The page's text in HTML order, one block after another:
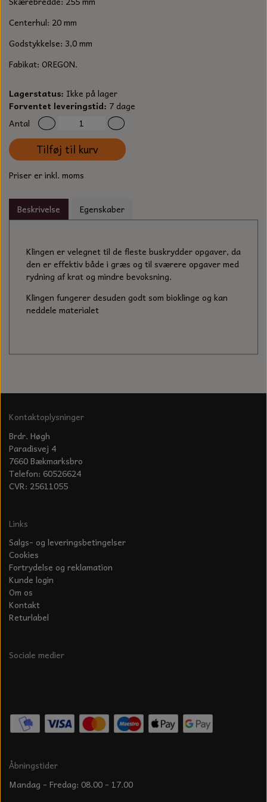
SPÆNDEBÅND
BENSINSLANGE OG FILTRE
STARTSNOR OG TILBEHØR
UNIVERSAL KABLER OG TILBEHØR
KÆDER TIL MOTORSAV
STIKSAV KLINGER
MEJSLER
VÆRKTØJSSÆT
Centerhul: 20 mm
Godstykkelse: 3,0 mm
Fabikat: OREGON.
Lagerstatus: Ikke på lager
Forventet leveringstid: 7 dage
Antal
Tilføj til kurv
Priser er inkl. moms
Beskrivelse Egenskaber
Klingen er velegnet til de fleste buskrydder opgaver, da
den er effektiv både i græs og til sværere opgaver med
rydning af krat og mindre bevoksning.
Klingen fungerer desuden godt som bioklinge og kan
neddele materialet
Kontaktoplysninger
Brdr. Høgh
Paradisvej 4
7660 Bækmarksbro
Telefon: 60526624
CVR: 25611055
Links
Salgs- og leveringsbetingelser
Cookies
Fortrydelse og reklamation
Kunde login
Om os
Kontakt
Returlabel
Sociale medier
Åbningstider
Mandag - Fredag: 08.00 - 17.00